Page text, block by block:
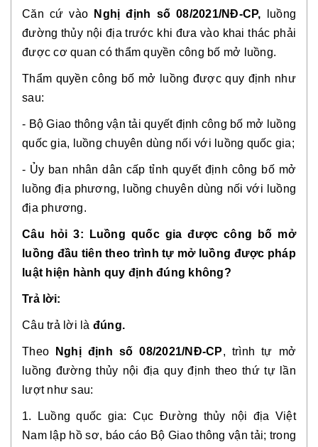
Căn cứ vào Nghị định số 08/2021/NĐ-CP,
luồng
đường thủy nội địa trước khi đưa vào khai thác phải
được cơ quan có thẩm quyền công bố mở luồng.
Thẩm quyền công bố mở luồng được quy định như
sau:
- Bộ Giao thông vận tải quyết định công bố mở luồng
quốc gia, luồng chuyên dùng nối với luồng quốc gia;
- Ủy ban nhân dân cấp tỉnh quyết định công bố mở
luồng địa phương, luồng chuyên dùng nối với luồng
địa phương.
Câu hỏi 3: Luồng quốc gia được công bố mở
luồng đầu tiên theo trình tự mở luồng được pháp
luật hiện hành quy định đúng không?
Trả lời:
Câu trả lời là đúng.
Theo Nghị định số 08/2021/NĐ-CP, trình tự mở
luồng đường thủy nội địa quy định theo thứ tự lần
lượt như sau:
1. Luồng quốc gia: Cục Đường thủy nội địa Việt
Nam lập hồ sơ, báo cáo Bộ Giao thông vận tải; trong